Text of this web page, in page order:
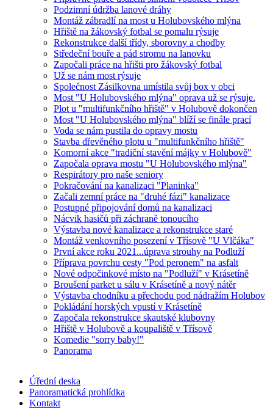
Podzimní údržba lanové dráhy
Montáž zábradlí na most u Holubovského mlýna
Hřiště na žákovský fotbal se pomalu rýsuje
Rekonstrukce další třídy, sborovny a chodby
Středeční bouře a pád stromu na lanovku
Započali práce na hřišti pro žákovský fotbal
Už se nám most rýsuje
Společnost Zásilkovna umístila svůj box v obci
Most "U Holubovského mlýna" oprava už se rýsuje.
Plot u "multifunkčního hřiště" v Holubově dokončen
Most "U Holubovského mlýna" blíží se finále prací
Voda se nám pustila do opravy mostu
Stavba dřevěného plotu u "multifunkčního hřiště"
Komorní akce "tradiční stavění májky v Holubově"
Započala oprava mostu "U Holubovského mlýna"
Respirátory pro naše seniory
Pokračování na kanalizaci "Planinka"
Začali zemní práce na "druhé fázi" kanalizace
Postupné připojování domů na kanalizaci
Nácvik hasičů při záchraně tonoucího
Výstavba nové kanalizace a rekonstrukce staré
Montáž venkovního posezení v Třísově "U Vlčáka"
První akce roku 2021...úprava strouhy na Podluží
Příprava povrchu cesty "Pod peronem" na asfalt
Nové odpočinkové místo na "Podluží" v Krásetíně
Broušení parket u sálu v Krásetíně a nový nátěr
Výstavba chodníku a přechodu pod nádražím Holubov
Pokládání horských vpustí v Krásetíně
Započala rekonstrukce skautské klubovny
Hřiště v Holubově a koupaliště v Třísově
Komedie "sorry baby!"
Panorama
Úřední deska
Panoramatická prohlídka
Kontakt